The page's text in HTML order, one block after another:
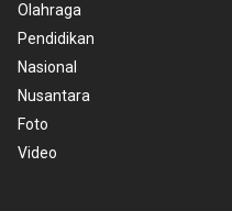
Olahraga
Pendidikan
Nasional
Nusantara
Foto
Video